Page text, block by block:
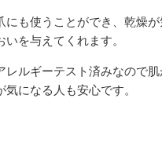
にも使うことができ、乾燥
を与えてくれます。
レルギーテスト済みなので
になる人も安心です。